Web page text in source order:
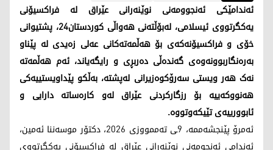
ئەندامێکی ئەنجوومەنی نوێنەرانی عێراق لە فراکسیۆنی
یەکگرتووی ئیسلامی، لەبۆڵتەنی هەواڵی کوردستان24، پشتیوانی
خۆی و فراکسیۆنەکەی بۆ هەڵمەتەکانی عەلی زەیدی لە پێناو
بەرەنگاربوونەوەی گەندەڵی دەربڕی و رایگەیاند، ئەم هەڵمەتە
نەک هەر ویستی سەرۆکوەزیرانی لەپشتە، بەڵکو پێداویستییەکی
هەنووکەییە بۆ رزگارکردنی عێراق لەو کارەساتە دارایی و
ئابوورییەی تێیکەوتووە.
ئەمرۆ پێنجشەممە، 9ـی تەممووزی 2026، دکتۆر موسەننا ئەمین،